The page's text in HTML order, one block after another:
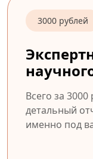
3000 рублей
Всего за
детальный
именно под